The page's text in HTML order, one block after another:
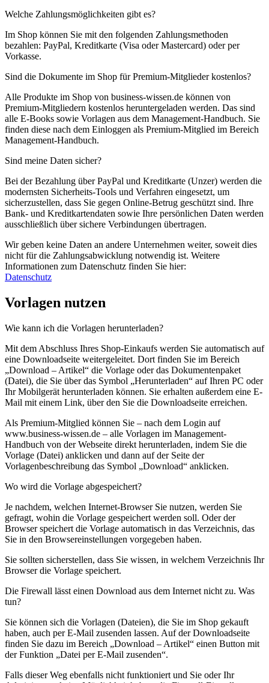
Welche Zahlungsmöglichkeiten gibt es?
Im Shop können Sie mit den folgenden Zahlungsmethoden
bezahlen: PayPal, Kreditkarte (Visa oder Mastercard) oder per
Vorkasse.
Sind die Dokumente im Shop für Premium-Mitglieder kostenlos?
Alle Produkte im Shop von business-wissen.de können von
Premium-Mitgliedern kostenlos heruntergeladen werden. Das sind
alle E-Books sowie Vorlagen aus dem Management-Handbuch. Sie
finden diese nach dem Einloggen als Premium-Mitglied im Bereich
Management-Handbuch.
Sind meine Daten sicher?
Bei der Bezahlung über PayPal und Kreditkarte (Unzer) werden die
modernsten Sicherheits-Tools und Verfahren eingesetzt, um
sicherzustellen, dass Sie gegen Online-Betrug geschützt sind. Ihre
Bank- und Kreditkartendaten sowie Ihre persönlichen Daten werden
ausschließlich über sichere Verbindungen übertragen.
Wir geben keine Daten an andere Unternehmen weiter, soweit dies
nicht für die Zahlungsabwicklung notwendig ist. Weitere
Informationen zum Datenschutz finden Sie hier:
Datenschutz
Vorlagen nutzen
Wie kann ich die Vorlagen herunterladen?
Mit dem Abschluss Ihres Shop-Einkaufs werden Sie automatisch auf
eine Downloadseite weitergeleitet. Dort finden Sie im Bereich
„Download – Artikel“ die Vorlage oder das Dokumentenpaket
(Datei), die Sie über das Symbol „Herunterladen“ auf Ihren PC oder
Ihr Mobilgerät herunterladen können. Sie erhalten außerdem eine E-
Mail mit einem Link, über den Sie die Downloadseite erreichen.
Als Premium-Mitglied können Sie – nach dem Login auf
www.business-wissen.de – alle Vorlagen im Management-
Handbuch von der Webseite direkt herunterladen, indem Sie die
Vorlage (Datei) anklicken und dann auf der Seite der
Vorlagenbeschreibung das Symbol „Download“ anklicken.
Wo wird die Vorlage abgespeichert?
Je nachdem, welchen Internet-Browser Sie nutzen, werden Sie
gefragt, wohin die Vorlage gespeichert werden soll. Oder der
Browser speichert die Vorlage automatisch in das Verzeichnis, das
Sie in den Browsereinstellungen vorgegeben haben.
Sie sollten sicherstellen, dass Sie wissen, in welchem Verzeichnis Ihr
Browser die Vorlage speichert.
Die Firewall lässt einen Download aus dem Internet nicht zu. Was
tun?
Sie können sich die Vorlagen (Dateien), die Sie im Shop gekauft
haben, auch per E-Mail zusenden lassen. Auf der Downloadseite
finden Sie dazu im Bereich „Download – Artikel“ einen Button mit
der Funktion „Datei per E-Mail zusenden“.
Falls dieser Weg ebenfalls nicht funktioniert und Sie oder Ihr